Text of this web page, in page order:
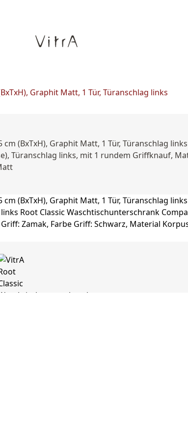
Graphit Matt, 1 Tür, Türanschlag links
(BxTxH), Graphit Matt, 1 Tür, Türanschlag
Türanschlag links, mit 1 rundem Griffknauf,